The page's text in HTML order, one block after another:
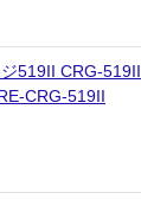
519II CRG-519II
CRG-519II